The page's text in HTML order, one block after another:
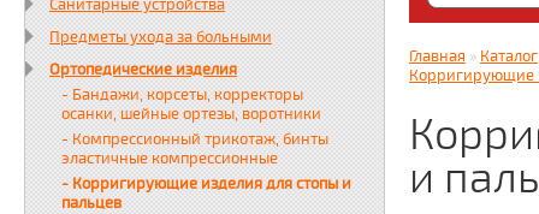
Санитарные устройства
Предметы ухода за больными
Ортопедические изделия
- Бандажи, корсеты, корректоры
осанки, шейные ортезы, воротники
- Компрессионный трикотаж, бинты
эластичные компрессионные
- Корригирующие изделия для стопы и
пальцев
Яндекс.
zabota16.ru
Всегда на
Главная » Каталог
Корригирующие
и